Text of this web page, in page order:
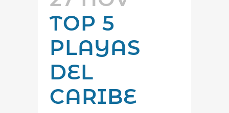
TOP 5
PLAYAS
DEL
CARIBE